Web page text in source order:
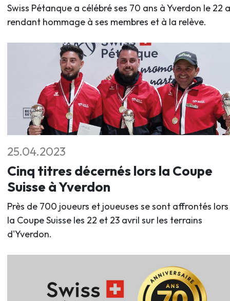
Swiss Pétanque a célébré ses 70 ans à Yverdon le 22
rendant hommage à ses membres et à la relève.
25.04.2023
Cinq titres décernés lors la Coupe
Suisse à Yverdon
Près de 700 joueurs et joueuses se sont affrontés
la Coupe Suisse les 22 et 23 avril sur les terrains
d'Yverdon.